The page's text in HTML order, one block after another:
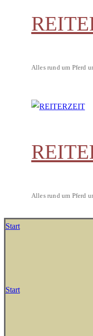
Alles rund um Pferd
Alles rund um Pferd
Start
Start